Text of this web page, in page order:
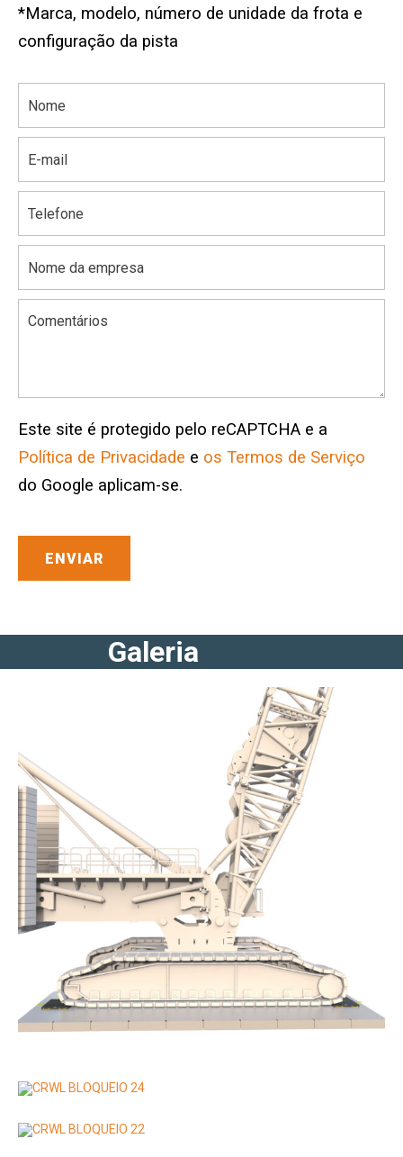
*Marca, modelo, número de unidade da frota e
configuração da pista
Este site é protegido pelo reCAPTCHA e a
Política de Privacidade e os Termos de Serviço
do Google aplicam-se.
Galeria